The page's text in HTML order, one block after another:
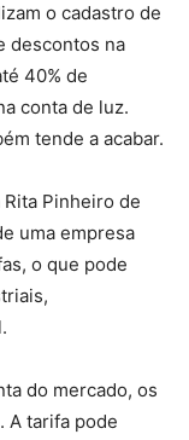
o cadastro de
descontos na
40% de
conta de luz.
tende a acabar.
Pinheiro de
uma empresa
o que pode
do mercado, os
A tarifa pode